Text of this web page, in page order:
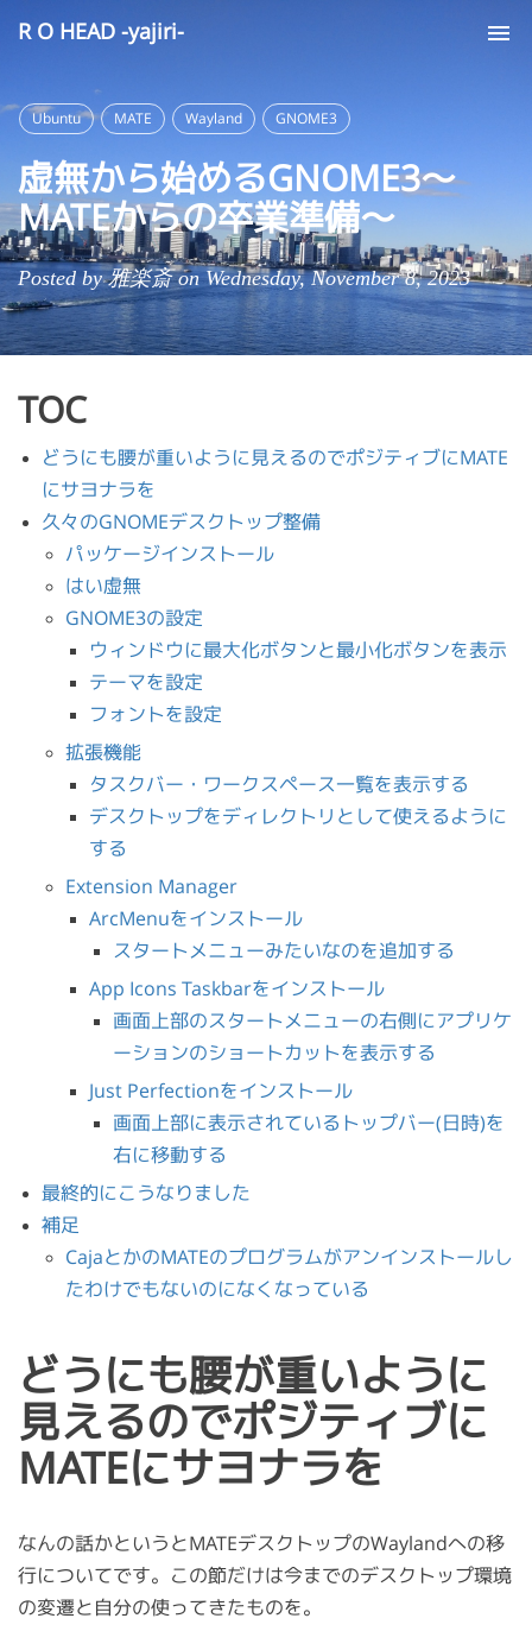
R O HEAD -yajiri-
Ubuntu MATE Wayland GNOME3
虚無から始めるGNOME3〜
MATEからの卒業準備〜
Posted by 雅楽斎 on Wednesday, November 8, 2023
TOC
どうにも腰が重いように見えるのでポジティブにMATE
にサヨナラを
久々のGNOMEデスクトップ整備
パッケージインストール
はい虚無
GNOME3の設定
ウィンドウに最大化ボタンと最小化ボタンを表示
テーマを設定
フォントを設定
拡張機能
タスクバー・ワークスペース一覧を表示する
デスクトップをディレクトリとして使えるように
する
Extension Manager
ArcMenuをインストール
スタートメニューみたいなのを追加する
App Icons Taskbarをインストール
画面上部のスタートメニューの右側にアプリケ
ーションのショートカットを表示する
Just Perfectionをインストール
画面上部に表示されているトップバー(日時)を
右に移動する
最終的にこうなりました
補足
CajaとかのMATEのプログラムがアンインストールし
たわけでもないのになくなっている
どうにも腰が重いように
見えるのでポジティブに
MATEにサヨナラを
なんの話かというとMATEデスクトップのWaylandへの移
行についてです。この節だけは今までのデスクトップ環境
の変遷と自分の使ってきたものを。